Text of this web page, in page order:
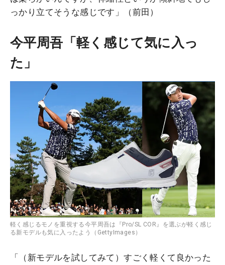
っかり立てそうな感じです」（前田）
今平周吾「軽く感じて気に入っ
た」
軽く感じるモノを重視する今平周吾は『Pro/SL COR』を選ぶが軽く感じ
る新モデルも気に入ったよう（GettyImages）
「（新モデルを試してみて）すごく軽くて良かった